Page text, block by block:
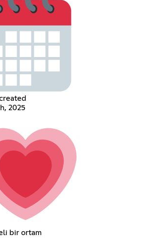
2025
bir ortam